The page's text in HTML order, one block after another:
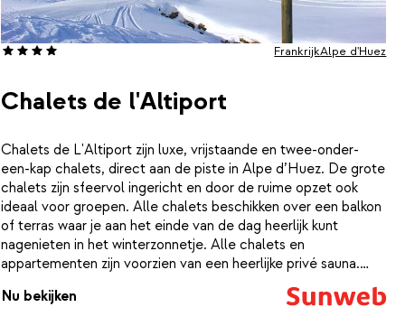
Chalets de l'Altiport
FrankrijkAlpe d'Huez
Chalets de L'Altiport zijn luxe, vrijstaande en twee-onder-
een-kap chalets, direct aan de piste in Alpe d’Huez. De grote
chalets zijn sfeervol ingericht en door de ruime opzet ook
ideaal voor groepen. Alle chalets beschikken over een balkon
of terras waar je aan het einde van de dag heerlijk kunt
nagenieten in het winterzonnetje. Alle chalets en
appartementen zijn voorzien van een heerlijke privé sauna.
Daar kom je weer helemaal tot rust na een dag uitleven in de
sneeuw. De chalets zijn gelegen in het hogere deel van Alpe
Nu bekijken